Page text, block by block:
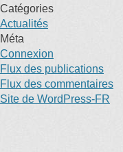
Catégories
Actualités
Méta
Connexion
Flux des publications
Flux des commentaires
Site de WordPress-FR